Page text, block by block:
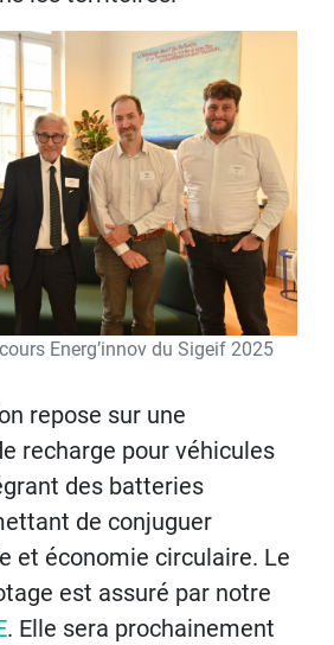
Energ’innov du Sigeif 2025
repose sur une
recharge pour véhicules
des batteries
de conjuguer
et économie circulaire. Le
est assuré par notre
. Elle sera prochainement